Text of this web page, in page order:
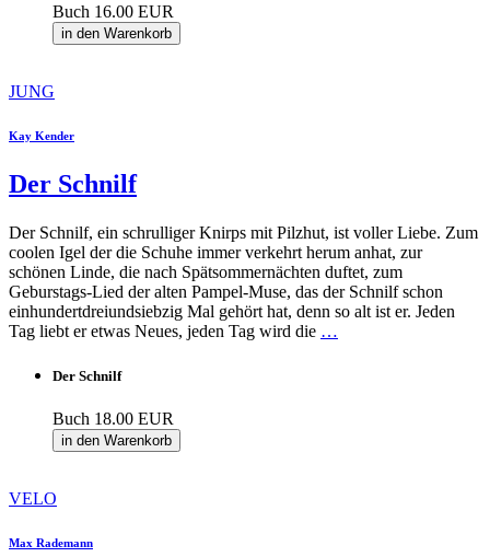
Buch 16.00 EUR
in den Warenkorb
JUNG
Kay Kender
Der Schnilf
Der Schnilf, ein schrulliger Knirps mit Pilzhut, ist voller Liebe. Zum
coolen Igel der die Schuhe immer verkehrt herum anhat, zur
schönen Linde, die nach Spätsommernächten duftet, zum
Geburstags-Lied der alten Pampel-Muse, das der Schnilf schon
einhundertdreiundsiebzig Mal gehört hat, denn so alt ist er. Jeden
Tag liebt er etwas Neues, jeden Tag wird die …
Der Schnilf
Buch 18.00 EUR
in den Warenkorb
VELO
Max Rademann